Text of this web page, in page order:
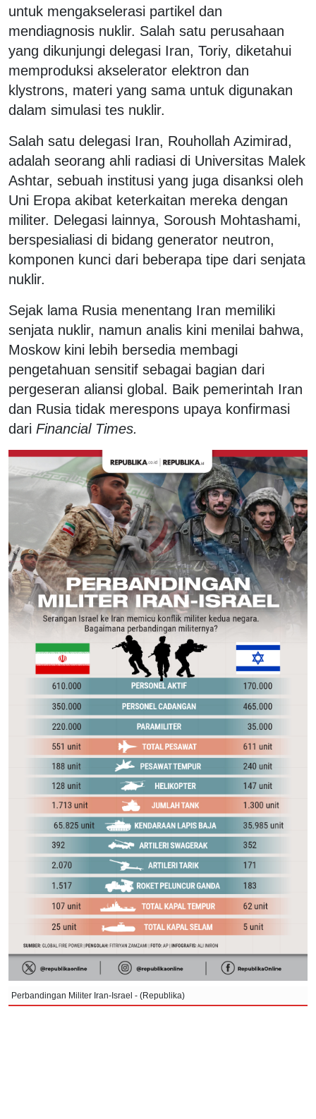
untuk mengakselerasi partikel dan
mendiagnosis nuklir. Salah satu perusahaan
yang dikunjungi delegasi Iran, Toriy, diketahui
memproduksi akselerator elektron dan
klystrons, materi yang sama untuk digunakan
dalam simulasi tes nuklir.
Salah satu delegasi Iran, Rouhollah Azimirad,
adalah seorang ahli radiasi di Universitas Malek
Ashtar, sebuah institusi yang juga disanksi oleh
Uni Eropa akibat keterkaitan mereka dengan
militer. Delegasi lainnya, Soroush Mohtashami,
berspesialiasi di bidang generator neutron,
komponen kunci dari beberapa tipe dari senjata
nuklir.
Sejak lama Rusia menentang Iran memiliki
senjata nuklir, namun analis kini menilai bahwa,
Moskow kini lebih bersedia membagi
pengetahuan sensitif sebagai bagian dari
pergeseran aliansi global. Baik pemerintah Iran
dan Rusia tidak merespons upaya konfirmasi
dari Financial Times.
Perbandingan Militer Iran-Israel - (Republika)